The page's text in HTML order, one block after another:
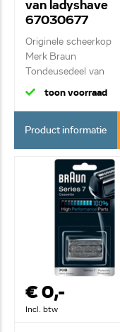
van ladyshave
67030677
Originele scheerkop
Merk Braun
Tondeusedeel van
ladyshave
toon voorraad
Product informatie
€ 0,-
Incl. btw